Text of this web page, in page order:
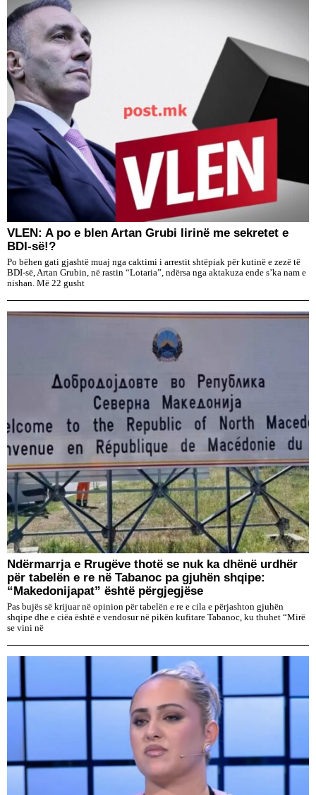
VLEN: A po e blen Artan Grubi lirinë me sekretet e
BDI-së!?
Po bëhen gati gjashtë muaj nga caktimi i arrestit shtëpiak për kutinë e zezë të
BDI-së, Artan Grubin, në rastin “Lotaria”, ndërsa nga aktakuza ende s’ka nam e
nishan. Më 22 gusht
Ndërmarrja e Rrugëve thotë se nuk ka dhënë urdhër
për tabelën e re në Tabanoc pa gjuhën shqipe:
“Makedonijapat” është përgjegjëse
Pas bujës së krijuar në opinion për tabelën e re e cila e përjashton gjuhën
shqipe dhe e ciëa është e vendosur në pikën kufitare Tabanoc, ku thuhet “Mirë
se vini në